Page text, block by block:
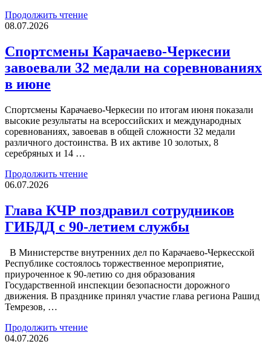
Продолжить чтение
08.07.2026
Спортсмены Карачаево-Черкесии
завоевали 32 медали на соревнованиях
в июне
Спортсмены Карачаево-Черкесии по итогам июня показали
высокие результаты на всероссийских и международных
соревнованиях, завоевав в общей сложности 32 медали
различного достоинства. В их активе 10 золотых, 8
серебряных и 14 …
Продолжить чтение
06.07.2026
Глава КЧР поздравил сотрудников
ГИБДД с 90-летием службы
В Министерстве внутренних дел по Карачаево-Черкесской
Республике состоялось торжественное мероприятие,
приуроченное к 90-летию со дня образования
Государственной инспекции безопасности дорожного
движения. В празднике принял участие глава региона Рашид
Темрезов, …
Продолжить чтение
04.07.2026